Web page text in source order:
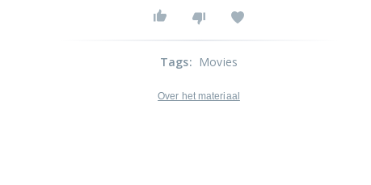
Tags: Movies
Over het materiaal